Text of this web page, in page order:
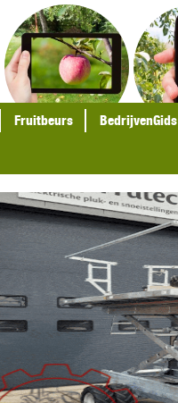
Fruitbeurs BedrijvenGids